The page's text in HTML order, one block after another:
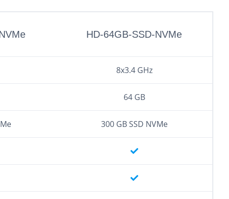
HD-64GB-SSD-NVMe
8x3.4 GHz
64 GB
300 GB SSD NVMe